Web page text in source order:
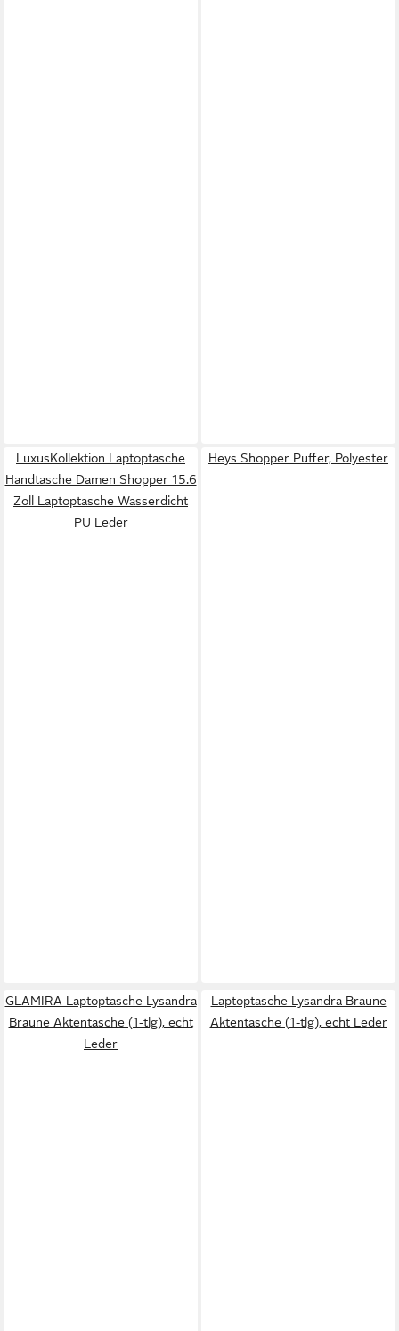
LuxusKollektion Laptoptasche
Handtasche Damen Shopper 15.6
Zoll Laptoptasche Wasserdicht
PU Leder
Heys Shopper Puffer, Polyester
GLAMIRA Laptoptasche Lysandra
Braune Aktentasche (1-tlg), echt
Leder
Laptoptasche Lysandra Braune
Aktentasche (1-tlg), echt Leder